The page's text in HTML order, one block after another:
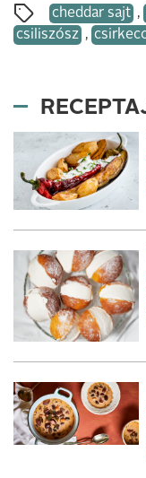
cheddar sajt ,
csiliszósz ,